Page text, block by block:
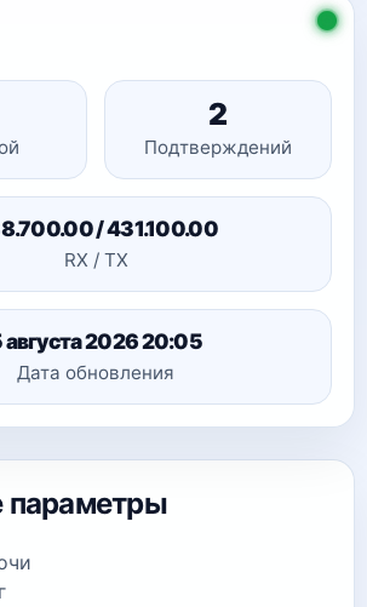
2
Подтверждений
/ 431.100.00
RX / TX
августа 2026 20:05
Дата обновления
параметры